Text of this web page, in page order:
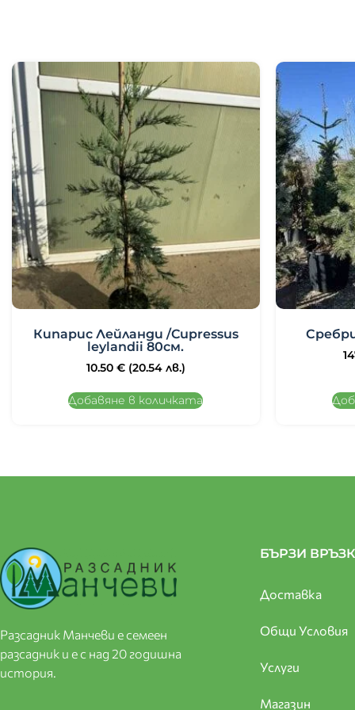
Кипарис Лейланди /Cupressus
leylandii 80см.
10.50 € (20.54 лв.)
Добавяне в количката
Разсадник Манчеви е семеен
разсадник и е с над 20 годишна
история.
БЪРЗИ
Доставка
Общи Условия
Услуги
Магазин